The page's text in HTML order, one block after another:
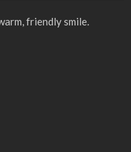
friendly smile.